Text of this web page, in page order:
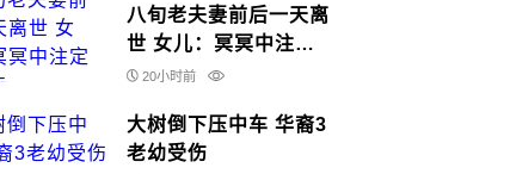
八旬老夫妻前后一天离
世 女儿：冥冥中注定
一起走
20小时前
大树倒下压中车 华裔3
老幼受伤